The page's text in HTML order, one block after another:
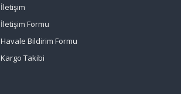
İletişim
İletişim Formu
Havale Bildirim Formu
Kargo Takibi